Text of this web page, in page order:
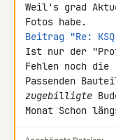
Weil's grad
Beitrag "Re:
Ist nur der
Fehlen noch die
zugebilligte
Monat Schon